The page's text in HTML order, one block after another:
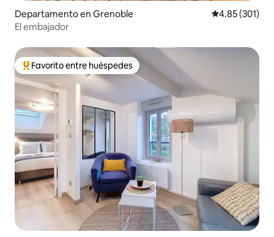
Departamento en Grenoble Calificación
4.85 (301)
El embajador
De los mejores en Favorito entre huéspedes
Favorito entre huéspedes